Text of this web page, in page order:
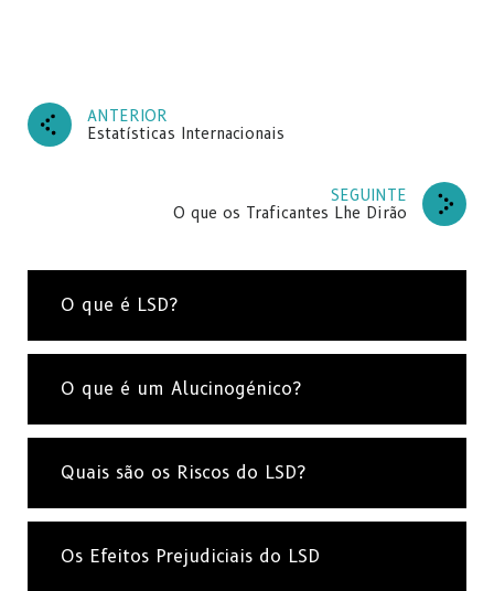
ANTERIOR
Estatísticas Internacionais
SEGUINTE
O que os Traficantes Lhe Dirão
O que é LSD?
O que é um Alucinogénico?
Quais são os Riscos do LSD?
Os Efeitos Prejudiciais do LSD